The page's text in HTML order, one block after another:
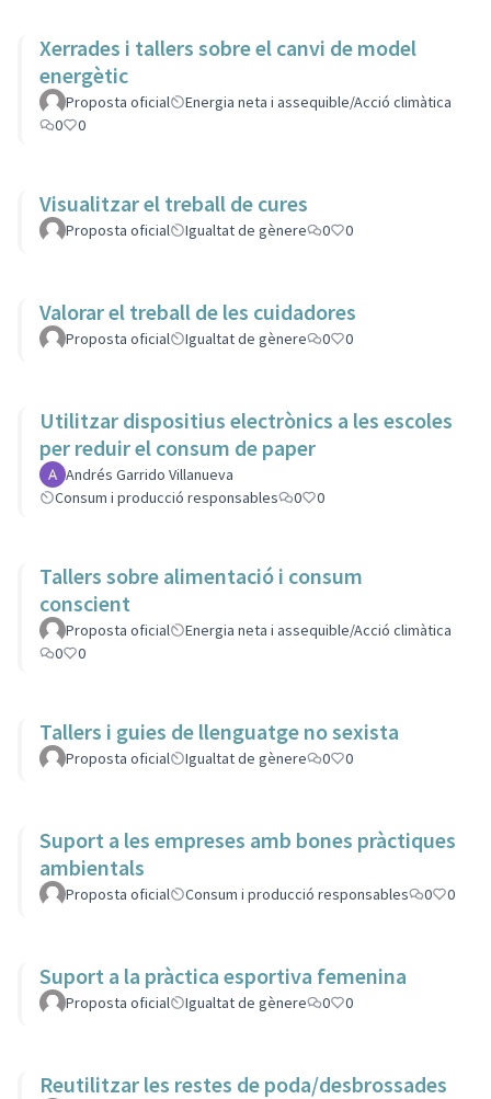
Xerrades i tallers sobre el canvi de model
energètic
Proposta oficial
Energia neta i assequible/Acció climàtica
0
0
Visualitzar el treball de cures
Proposta oficial Igualtat de gènere 0 0
Valorar el treball de les cuidadores
Proposta oficial Igualtat de gènere 0 0
Utilitzar dispositius electrònics a les escoles
per reduir el consum de paper
Andrés Garrido Villanueva
Consum i producció responsables
0 0
Tallers sobre alimentació i consum
conscient
Proposta oficial
Energia neta i assequible/Acció climàtica
0
0
Tallers i guies de llenguatge no sexista
Proposta oficial Igualtat de gènere 0 0
Suport a les empreses amb bones pràctiques
ambientals
Proposta oficial Consum i producció responsables 0 0
Suport a la pràctica esportiva femenina
Proposta oficial Igualtat de gènere 0 0
Reutilitzar les restes de poda/desbrossades